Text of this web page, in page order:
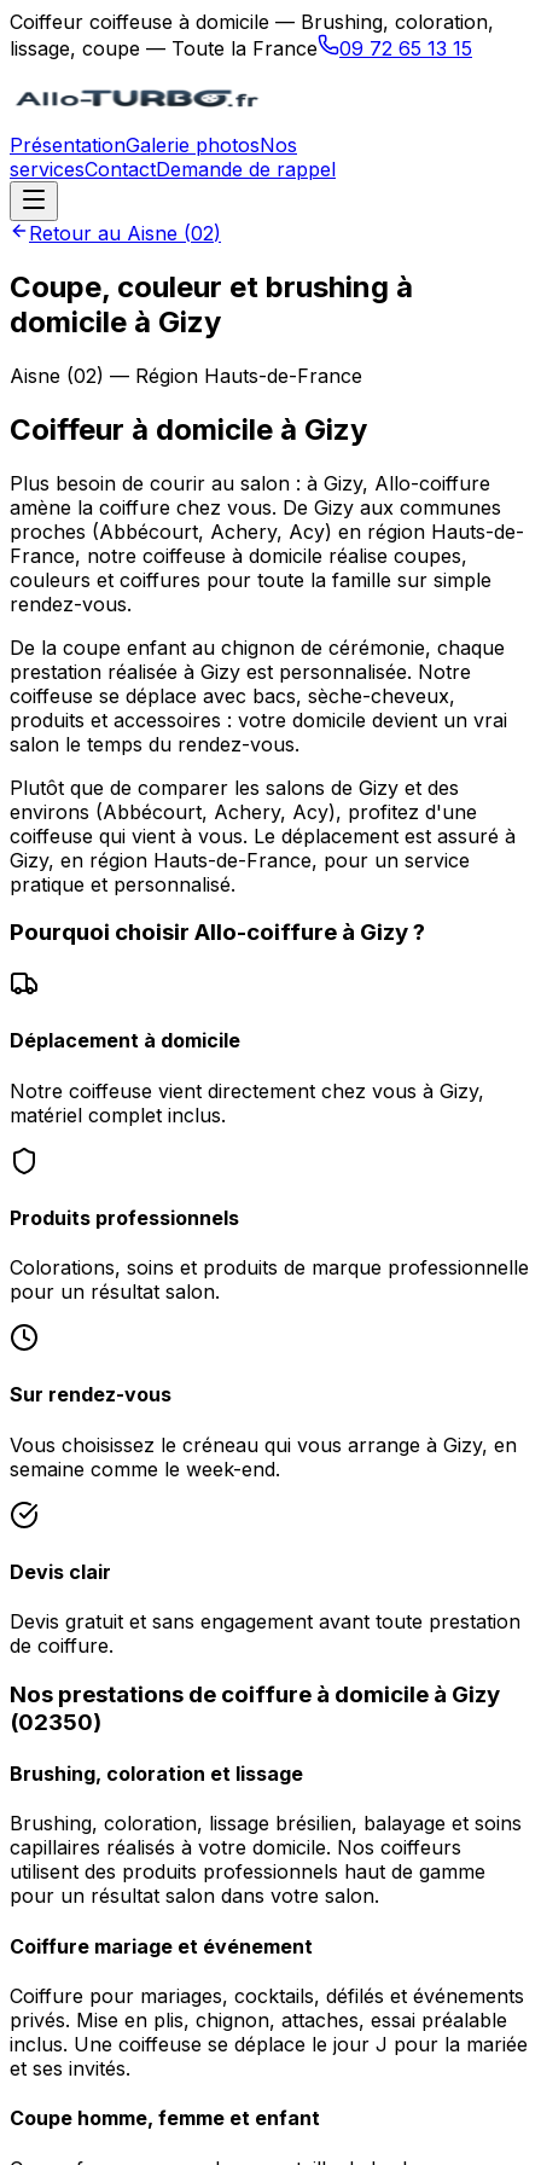
Coiffeur coiffeuse à domicile — Brushing, coloration,
lissage, coupe — Toute la France
09 72 65 13 15
PrésentationGalerie photosNos
servicesContactDemande de rappel
Retour au Aisne (02)
Coupe, couleur et brushing à
domicile à Gizy
Aisne (02) — Région Hauts-de-France
Coiffeur à domicile à Gizy
Plus besoin de courir au salon : à Gizy, Allo-coiffure
amène la coiffure chez vous. De Gizy aux communes
proches (Abbécourt, Achery, Acy) en région Hauts-de-
France, notre coiffeuse à domicile réalise coupes,
couleurs et coiffures pour toute la famille sur simple
rendez-vous.
De la coupe enfant au chignon de cérémonie, chaque
prestation réalisée à Gizy est personnalisée. Notre
coiffeuse se déplace avec bacs, sèche-cheveux,
produits et accessoires : votre domicile devient un vrai
salon le temps du rendez-vous.
Plutôt que de comparer les salons de Gizy et des
environs (Abbécourt, Achery, Acy), profitez d'une
coiffeuse qui vient à vous. Le déplacement est assuré à
Gizy, en région Hauts-de-France, pour un service
pratique et personnalisé.
Pourquoi choisir Allo-coiffure à Gizy?
Déplacement à domicile
Notre coiffeuse vient directement chez vous à Gizy,
matériel complet inclus.
Produits professionnels
Colorations, soins et produits de marque professionnelle
pour un résultat salon.
Sur rendez-vous
Vous choisissez le créneau qui vous arrange à Gizy, en
semaine comme le week-end.
Devis clair
Devis gratuit et sans engagement avant toute prestation
de coiffure.
Nos prestations de coiffure à domicile à Gizy
(02350)
Brushing, coloration et lissage
Brushing, coloration, lissage brésilien, balayage et soins
capillaires réalisés à votre domicile. Nos coiffeurs
utilisent des produits professionnels haut de gamme
pour un résultat salon dans votre salon.
Coiffure mariage et événement
Coiffure pour mariages, cocktails, défilés et événements
privés. Mise en plis, chignon, attaches, essai préalable
inclus. Une coiffeuse se déplace le jour J pour la mariée
et ses invités.
Coupe homme, femme et enfant